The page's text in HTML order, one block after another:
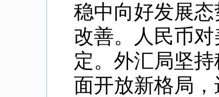
稳中向好发展
改善。人民币
定。外汇局坚
面开放新格局